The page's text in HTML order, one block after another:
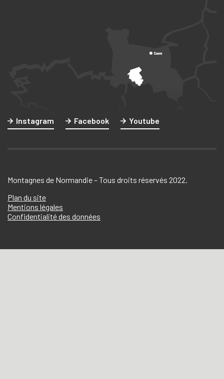
Instagram Facebook Youtube
Montagnes de Normandie – Tous droits réservés 2022.
Plan du site
Mentions légales
Confidentialité des données